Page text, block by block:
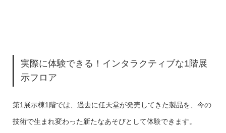
実際に体験できる！インタラクティブな1階展
示フロア
第1展示棟1階では、過去に任天堂が発売してきた製品を、今の
技術で生まれ変わった新たなあそびとして体験できます。